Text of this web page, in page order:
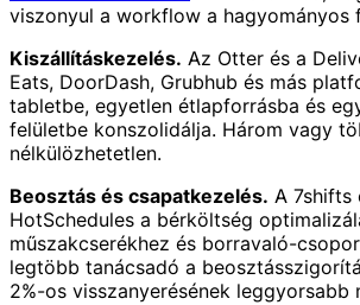
viszonyul a workflow a hagyományos
Kiszállításkezelés. Az Otter és a
Eats, DoorDash, Grubhub és más
tabletbe, egyetlen étlapforrásba és
felületbe konszolidálja. Három vagy
nélkülözhetetlen.
Beosztás és csapatkezelés. A 7shifts
HotSchedules a bérköltség
műszakcserékhez és borravaló-
legtöbb tanácsadó a
2%-os visszanyerésének leggyorsabb